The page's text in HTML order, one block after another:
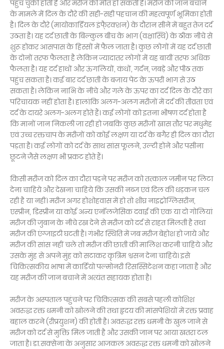
पहुंच चुकी होती है और मरीज की मौत हो सकती है। मरीज की जान बचाने
के मामले में दिल के दौरे की सही-सही पहचान की महत्वपूर्ण भूमिका होती
है। दिल के दौरे (मायोकार्डियल इंफै्रक्शन) के दौरान सीने में बहुत तेज दर्द
उठता है। यह दर्द छाती के बिल्कुल बीच के भाग (वक्षास्थि) के ठीक नीचे से
शुरू होकर आसपास के हिस्सों में फैल जाता है। कुछ लोगों में यह दर्द छाती
के दोनों तरफ फैलता है लेकिन ज्यादातर लोगों में यह बायीं तरफ अधिक
फैलता है। यह दर्द हाथों और ऊंगलियों, कंधों, गर्दन, जबड़े और पीठ तक
पहुंच सकता है। कई बार दर्द छाती के बजाय पेट के ऊपरी भाग से उठ
सकता है। लेकिन नाभि के नीचे और गले के ऊपर का दर्द दिल के दौरे का
परिचायक नहीं होता है। हालांकि अलग-अलग मरीजों में दर्द की तीव्रता एवं
दर्द के दायरे अलग-अलग होते हैं। कई लोगों को इतना भीषण दर्द होता है
कि मानों जान निकली जा रही हो जबकि कुछ मरीजों खास तौर पर मधुमेह
एवं उच्च रक्तचाप के मरीजों को कोई लक्षण या दर्द के बगैर ही दिल का दौरा
पड़ता है। कई लोगों को दर्द के साथ सांस फूलने, उल्टी होने और पसीना
छूटने जैसे लक्षण भी प्रकट होते हैं।
किसी मरीज को दिल का दौरा पड़ने पर मरीज को तत्काल जमीन पर लिटा
देना चाहिये और देखना चाहिये कि उसकी नब्ज एवं दिल की धड़कन चल
रही है या नहीं। मरीज अगर होशोहवास में हो तो शीघ्र नाइट्रोग्लिसरीन,
एस्प्रीन, डिस्प्रीन या कोई अन्य एनॉलजेसिक दवाई की एक या दो गोलियां
मरीज की जुबान के नीचे रख देने से मरीज को दर्द से राहत मिलती है तथा
मरीज की एंग्जाइटी घटती है। गंभीर स्थिति में जब मरीज बेहोश हो जाये और
मरीज की सांस नहीं चले तो मरीज की छाती की मालिश करनी चाहिये और
उसके मुंह से अपने मुंह को सटाकर कृत्रिम श्वसन देना चाहिये। इसे
चिकित्सकीय भाषा में कार्डियो पल्मोनरी रिसस्सिटेशन कहा जाता है और
यह मरीज की जान बचाने में अत्यंत सहायक होता है।
मरीज के अस्पताल पहुंचने पर चिकित्सक की सबसे पहली कोशिश
अवरुद्ध रक्त धमनी को खोलने की तथा हृदय की मांसपेशियों में रक्त प्रवाह
बहाल करने (रीप्रयुशन) की होती है। अवरुद्ध रक्त धमनी के खुल जाने से
मरीज को दर्द से मुक्ति मिल जाती है और उसकी जान पर आया खतरा टल
जाता है। डा.सक्सेना के अनुसार आजकल अवरुद्ध रक्त धमनी को खोलने